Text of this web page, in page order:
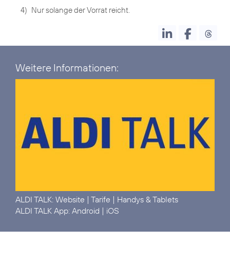
4) Nur solange der Vorrat reicht.
Weitere Informationen:
ALDI TALK: Website | Tarife | Handys & Tablets
ALDI TALK App: Android | iOS